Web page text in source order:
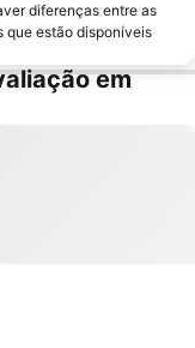
diferenças entre as
que estão disponíveis
em